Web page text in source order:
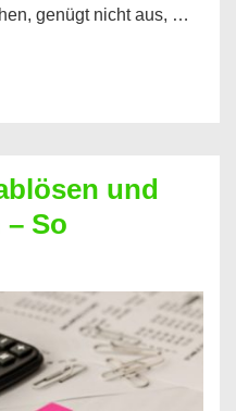
genügt nicht aus, …
und
So